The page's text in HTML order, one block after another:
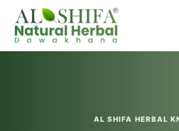
AL SHIFA HERBAL